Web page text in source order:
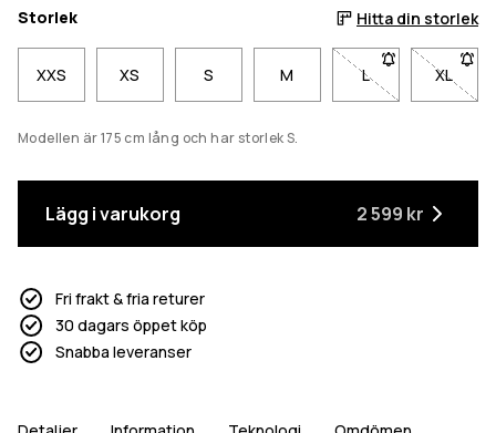
Storlek Hitta din storlek
XXS XS S M L- Storlek L är inte
XL
-
Modellen är 175 cm lång och har storlek S.
Lägg i varukorg 2 599 kr
Fri frakt & fria returer
30 dagars öppet köp
Snabba leveranser